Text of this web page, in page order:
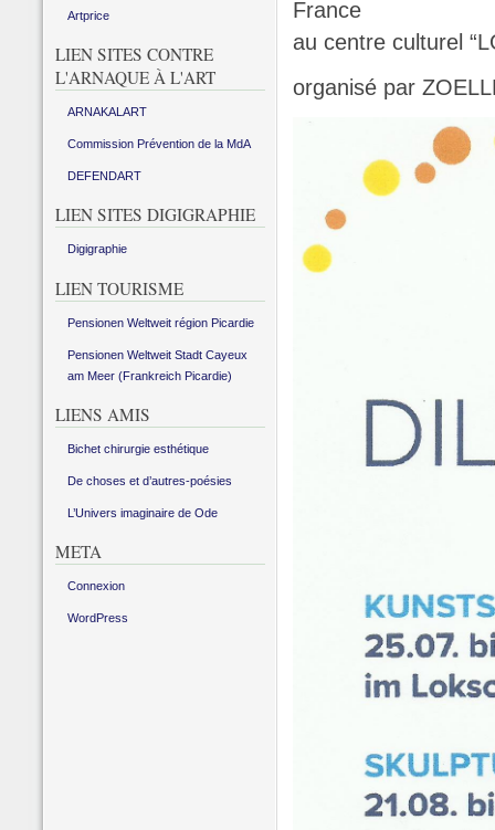
France
au centre culturel
organisé par
Artprice
LIEN SITES CONTRE
L'ARNAQUE À L'ART
ARNAKALART
Commission Prévention de la MdA
DEFENDART
LIEN SITES DIGIGRAPHIE
Digigraphie
LIEN TOURISME
Pensionen Weltweit région Picardie
Pensionen Weltweit Stadt Cayeux
am Meer (Frankreich Picardie)
LIENS AMIS
Bichet chirurgie esthétique
De choses et d’autres-poésies
L’Univers imaginaire de Ode
META
Connexion
WordPress